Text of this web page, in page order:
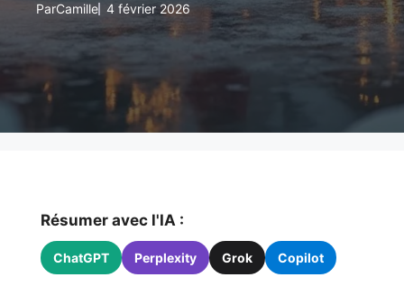
ParCamille 4 février 2026
Résumer avec l'IA :
ChatGPT Perplexity Grok Copilot